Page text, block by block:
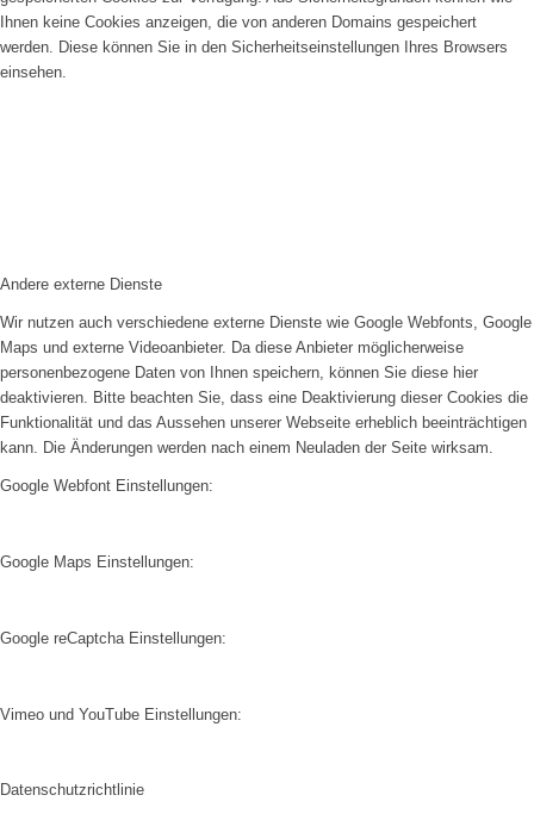
Ihnen keine Cookies anzeigen, die von anderen Domains gespeichert
werden. Diese können Sie in den Sicherheitseinstellungen Ihres Browsers
einsehen.
Andere externe Dienste
Wir nutzen auch verschiedene externe Dienste wie Google Webfonts, Google
Maps und externe Videoanbieter. Da diese Anbieter möglicherweise
personenbezogene Daten von Ihnen speichern, können Sie diese hier
deaktivieren. Bitte beachten Sie, dass eine Deaktivierung dieser Cookies die
Funktionalität und das Aussehen unserer Webseite erheblich beeinträchtigen
kann. Die Änderungen werden nach einem Neuladen der Seite wirksam.
Google Webfont Einstellungen:
Google Maps Einstellungen:
Google reCaptcha Einstellungen:
Vimeo und YouTube Einstellungen:
Datenschutzrichtlinie